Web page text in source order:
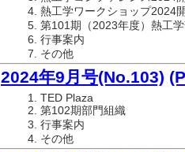
熱工学ワークショップ2024
第101期（2023年度）熱工
行事案内
その他
2024年9月号(No.103)
TED Plaza
第102期部門組織
行事案内
その他